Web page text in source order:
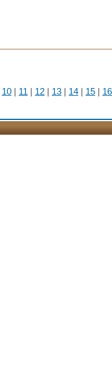
10 | 11 | 12 | 13 | 14 | 15 | 16